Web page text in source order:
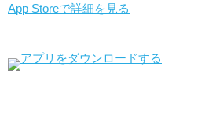
App Storeで詳細を見る